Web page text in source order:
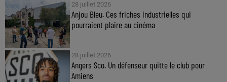
28 juillet 2026
Anjou Bleu. Ces friches industrielles qui
pourraient plaire au cinéma
28 juillet 2026
Angers Sco. Un défenseur quitte le club pour
Amiens